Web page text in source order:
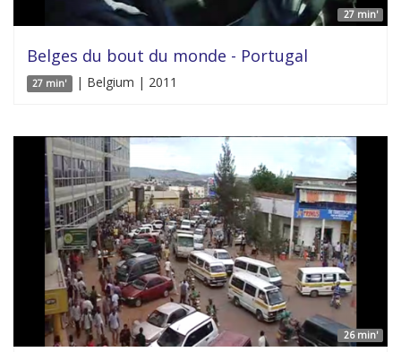
27 min'
Belges du bout du monde - Portugal
27 min' | Belgium | 2011
26 min'